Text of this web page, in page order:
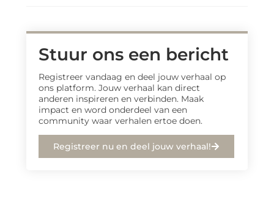
Stuur ons een bericht
Registreer vandaag en deel jouw verhaal op
ons platform. Jouw verhaal kan direct
anderen inspireren en verbinden. Maak
impact en word onderdeel van een
community waar verhalen ertoe doen.
Registreer nu en deel jouw verhaal!